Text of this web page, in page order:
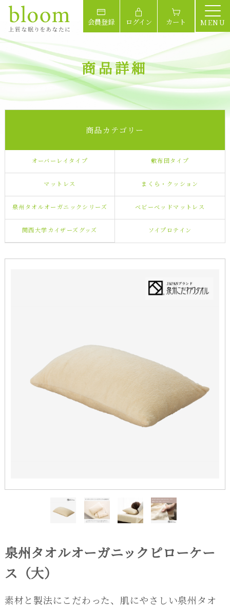
会員登録 ログイン カート MENU
商品詳細
商品カテゴリー
オーバーレイタイプ 敷布団タイプ
マットレス まくら・クッション
泉州タオルオーガニックシリーズ ベビーベッドマットレス
関西大学カイザーズグッズ ソイプロテイン
泉州タオルオーガニックピローケー
ス（大）
素材と製法にこだわった、肌にやさしい泉州タオ